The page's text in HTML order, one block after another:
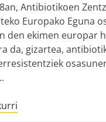
Antibiotikoen
Europako Eguna
den ekimen europar
da, gizartea,